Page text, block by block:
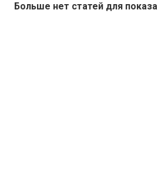
Больше нет статей для показа